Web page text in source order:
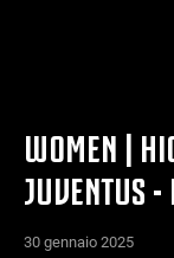
WOMEN |
JUVENTUS -
30 gennaio 2025